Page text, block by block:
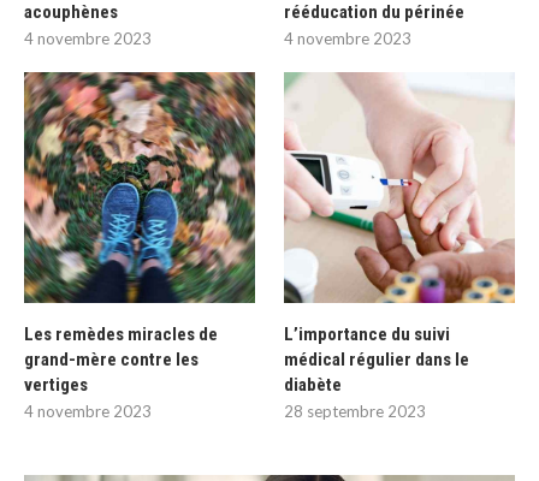
acouphènes
4 novembre 2023
rééducation du périnée
4 novembre 2023
Les remèdes miracles de
grand-mère contre les
vertiges
4 novembre 2023
L’importance du suivi
médical régulier dans le
diabète
28 septembre 2023